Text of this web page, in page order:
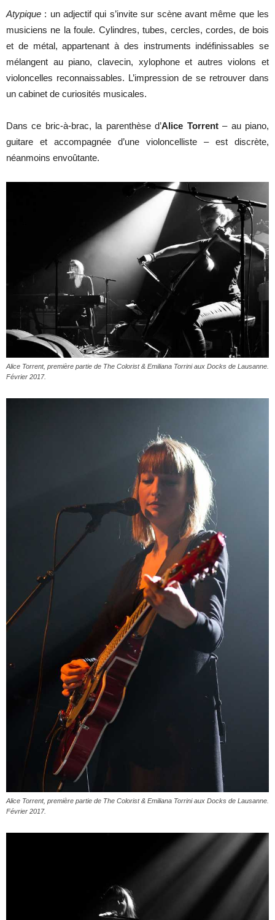
Atypique : un adjectif qui s’invite sur scène avant même que les
musiciens ne la foule. Cylindres, tubes, cercles, cordes, de bois
et de métal, appartenant à des instruments indéfinissables se
mélangent au piano, clavecin, xylophone et autres violons et
violoncelles reconnaissables. L’impression de se retrouver dans
un cabinet de curiosités musicales.
Dans ce bric-à-brac, la parenthèse d’Alice Torrent– au piano,
guitare et accompagnée d’une violoncelliste – est discrète,
néanmoins envoûtante.
Alice Torrent, première partie de The Colorist & Emiliana Torrini aux Docks de Lausanne.
Février 2017.
Alice Torrent, première partie de The Colorist & Emiliana Torrini aux Docks de Lausanne.
Février 2017.